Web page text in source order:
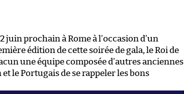
juin prochain à Rome à l’occasion d’un
édition de cette soirée de gala, le Roi de
une équipe composée d’autres anciennes
le Portugais de se rappeler les bons